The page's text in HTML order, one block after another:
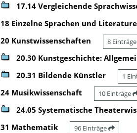
17.14 Vergleichende
18 Einzelne Sprachen und
20 Kunstwissenschaften 8 Einträge
20.30 Kunstgeschichte:
20.31 Bildende Künstler 1
24 Musikwissenschaft 10 Einträge
24.05 Systematische
31 Mathematik 96 Einträge